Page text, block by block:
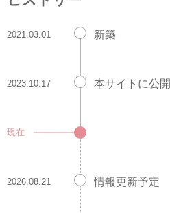
2021.03.01 新築
2023.10.17 本サイトに公開
現在
2026.08.21 情報更新予定